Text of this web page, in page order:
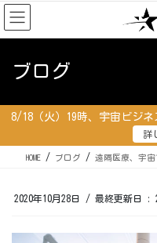
コ
ン
テ
移
ナ
ビ
ゲ
ン
ブログ
8/18（火）19時、宇宙ビジネ
詳
HOME ブログ 遠隔医療、宇宙
2020年10月28日 / 最終更新日 :